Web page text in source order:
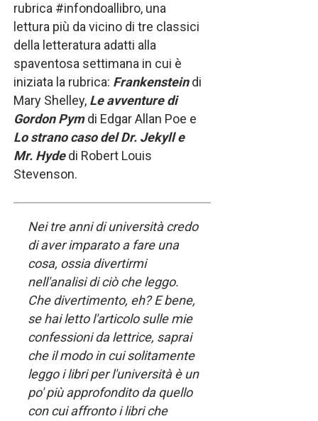
rubrica #infondoallibro, una
lettura più da vicino di tre classici
della letteratura adatti alla
spaventosa settimana in cui è
iniziata la rubrica: Frankensteindi
Mary Shelley, Le avventure di
Gordon Pymdi Edgar Allan Poe e
Lo strano caso del Dr. Jekyll e
Mr. Hydedi Robert Louis
Stevenson.
Nei tre anni di università credo
di aver imparato a fare una
cosa, ossia divertirmi
nell'analisi di ciò che leggo.
Che divertimento, eh? E bene,
se hai letto l'articolo sulle mie
confessioni da lettrice, saprai
che il modo in cui solitamente
leggo i libri per l'università è un
po' più approfondito da quello
con cui affronto i libri che